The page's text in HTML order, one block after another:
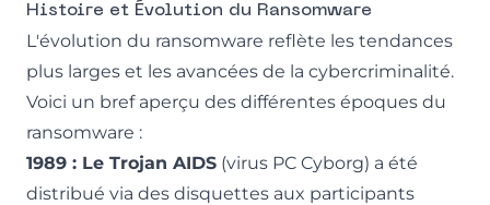
Histoire et Évolution du Ransomware
L'évolution du ransomware reflète les tendances
plus larges et les avancées de la cybercriminalité.
Voici un bref aperçu des différentes époques du
ransomware :
1989 : Le Trojan AIDS (virus PC Cyborg) a été
distribué via des disquettes aux participants